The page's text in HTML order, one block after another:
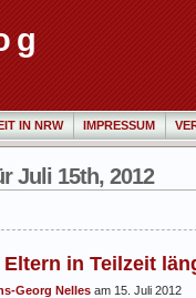
IN NRW IMPRESSUM
Juli 15th, 2012
Eltern in Teilzeit
Georg Nelles am 15. Juli 2012